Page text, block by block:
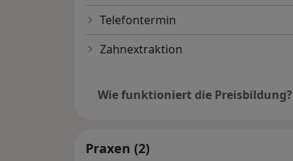
Telefontermin
Zahnextraktion
Wie funktioniert die Preisbildung?
Praxen (2)